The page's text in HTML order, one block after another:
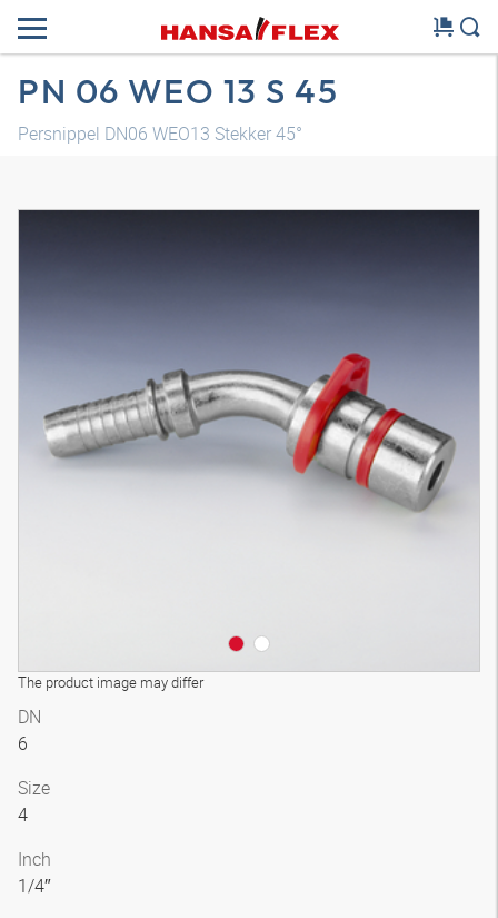
PN 06 WEO 13 S 45
Persnippel DN06 WEO13 Stekker 45°
The product image may differ
DN
6
Size
4
Inch
1/4″